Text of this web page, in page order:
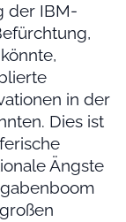
der IBM-
in der
Dies ist
Ängste